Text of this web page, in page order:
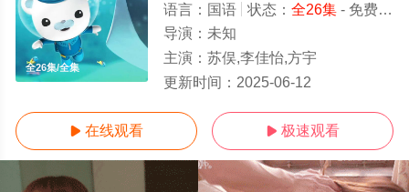
全26集/全集
语言： 国语 状态： 全26集- 免费在线观看
导演： 未知
主演： 苏俣,李佳怡,方宇
更新时间： 2025-06-12
 在线观看  极速观看